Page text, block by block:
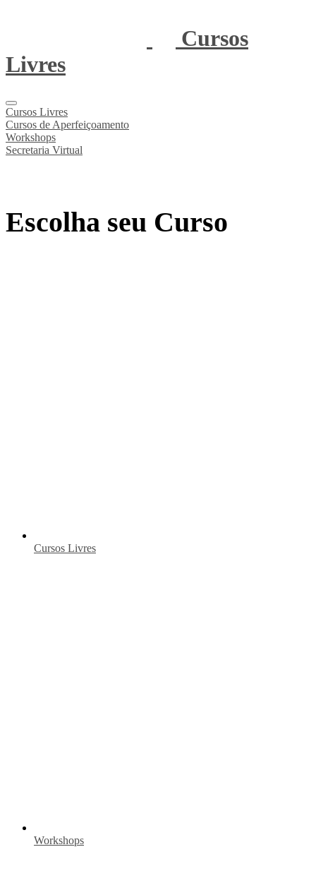
Cursos
Livres
Cursos Livres
Cursos de Aperfeiçoamento
Workshops
Secretaria Virtual
Escolha seu Curso
Cursos Livres
Workshops